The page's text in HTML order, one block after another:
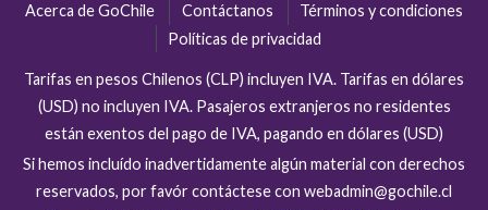
Acerca de GoChile Contáctanos
Términos y condiciones
Políticas de privacidad
Tarifas en pesos Chilenos (CLP) incluyen IVA. Tarifas en dólares
(USD) no incluyen IVA. Pasajeros extranjeros no residentes
están exentos del pago de IVA, pagando en dólares (USD)
Si hemos incluído inadvertidamente algún material con derechos
reservados, por favór contáctese con webadmin@gochile.cl